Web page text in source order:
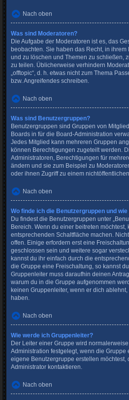
Nach oben
Was sind Moderatoren?
Die Aufgabe der Moderatoren ist es, das
beobachten. Sie haben das Recht, in
und zu löschen und Themen zu schließen,
zu teilen. Üblicherweise verhindern
„offtopic“, d. h. etwas nicht zum Thema
bzw. Angreifendes schreiben.
Nach oben
Was sind Benutzergruppen?
Benutzergruppen sind Gruppen von
Boards in für die Board-Administration
Jedes Mitglied kann mehreren Gruppen
können Berechtigungen zugeteilt werden.
Administratoren, Berechtigungen für
ändern und sie zum Beispiel zu
oder ihnen Zugriff zu einem
Nach oben
Wo finde ich die Benutzergruppen und
Du findest die Benutzergruppen unter
Bereich. Wenn du einer beitreten möchtest,
entsprechenden Schaltfläche machen.
offen. Einige erfordern erst eine
geschlossen sein und weitere sogar
kannst du ihr einfach durch die
die Gruppe eine Freischaltung, so kannst
Gruppenleiter muss daraufhin deinen
warum du in die Gruppe aufgenommen
keinen Gruppenleiter, wenn er dich
haben.
Nach oben
Wie werde ich Gruppenleiter?
Der Leiter einer Gruppe wird
Administration festgelegt, wenn die Gruppe
eigene Benutzergruppe erstellen möchtest,
Administrator kontaktieren.
Nach oben